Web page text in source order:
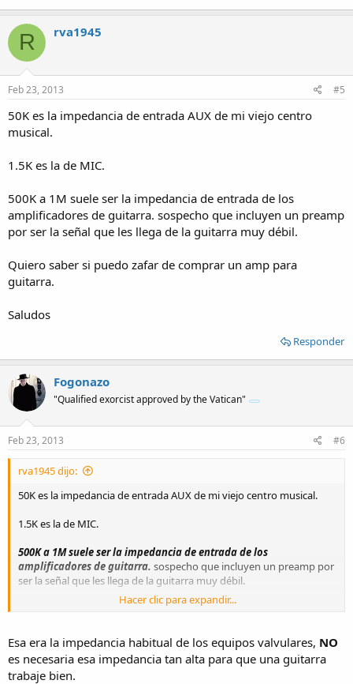
R rva1945
Feb 23, 2013 #5
50K es la impedancia de entrada AUX de mi viejo centro
musical.
1.5K es la de MIC.
500K a 1M suele ser la impedancia de entrada de los
amplificadores de guitarra. sospecho que incluyen un preamp
por ser la señal que les llega de la guitarra muy débil.
Quiero saber si puedo zafar de comprar un amp para
guitarra.
Saludos
Responder
Fogonazo
"Qualified exorcist approved by the Vatican"
Feb 23, 2013 #6
rva1945 dijo:
50K es la impedancia de entrada AUX de mi viejo centro musical.
1.5K es la de MIC.
500K a 1M suele ser la impedancia de entrada de los
amplificadores de guitarra. sospecho que incluyen un preamp por
ser la señal que les llega de la guitarra muy débil.
Quiero saber si puedo zafar de comprar un amp para guitarra.
Saludos
Hacer clic para expandir...
Esa era la impedancia habitual de los equipos valvulares, NO
es necesaria esa impedancia tan alta para que una guitarra
trabaje bien.